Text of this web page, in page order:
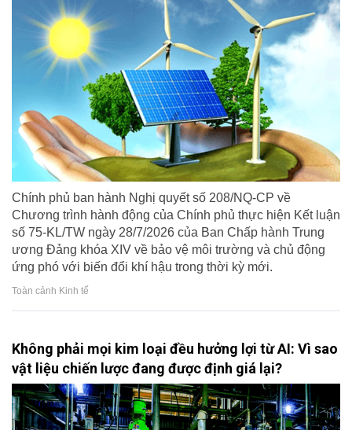
Chính phủ ban hành Nghị quyết số 208/NQ-CP về
Chương trình hành động của Chính phủ thực hiện Kết luận
số 75-KL/TW ngày 28/7/2026 của Ban Chấp hành Trung
ương Đảng khóa XIV về bảo vệ môi trường và chủ động
ứng phó với biến đổi khí hậu trong thời kỳ mới.
Toàn cảnh Kinh tế
Không phải mọi kim loại đều hưởng lợi từ AI: Vì sao
vật liệu chiến lược đang được định giá lại?